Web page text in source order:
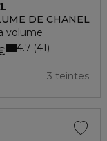
DE CHANEL
volume
3 teintes
4.7 41